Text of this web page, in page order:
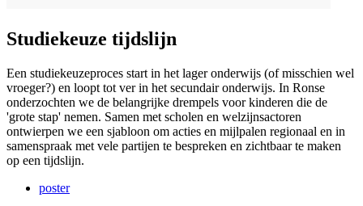
Studiekeuze tijdslijn
Een studiekeuzeproces start in het lager onderwijs (of misschien wel
vroeger?) en loopt tot ver in het secundair onderwijs. In Ronse
onderzochten we de belangrijke drempels voor kinderen die de
'grote stap' nemen. Samen met scholen en welzijnsactoren
ontwierpen we een sjabloon om acties en mijlpalen regionaal en in
samenspraak met vele partijen te bespreken en zichtbaar te maken
op een tijdslijn.
poster